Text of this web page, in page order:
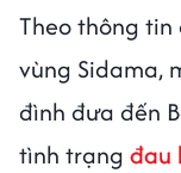
Theo thông
vùng Sidama,
đình đưa đến
tình trạng đau